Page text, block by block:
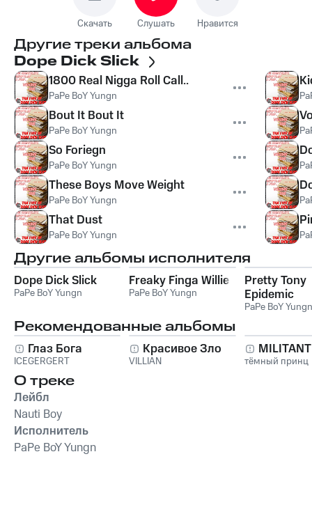
Скачать Слушать Нравится
Другие треки альбома
Dope Dick Slick
1800 Real Nigga Roll Call..
PaPe BoY Yungn
Bout It Bout It
PaPe BoY Yungn
So Foriegn
PaPe BoY Yungn
These Boys Move Weight
PaPe BoY Yungn
That Dust
PaPe BoY Yungn
Другие альбомы исполнителя
Dope Dick Slick
PaPe BoY Yungn
Freaky Finga Willie
PaPe BoY Yungn
Pretty Tony
Epidemic
PaPe BoY Yungn
Рекомендованные альбомы
Глаз Бога
ICEGERGERT
Красивое Зло
VILLIAN тёмный принц
О треке
Лейбл
Nauti Boy
Исполнитель
PaPe BoY Yungn